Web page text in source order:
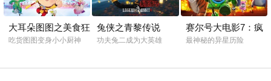
大耳朵图图之美食狂
想曲
吃货图图变身小小厨神
兔侠之青黎传说
功夫兔二成为大英雄
赛尔号大电影7：疯
狂机器城
最神秘的异星历险